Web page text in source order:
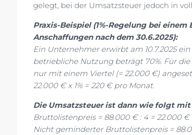
gelegt, bei der Umsatzsteuer jedoch in
Praxis-Beispiel (1%-Regelung bei
Anschaffungen nach dem 30.6.2025):
Ein Unternehmer erwirbt am 10.7.2025
betriebliche Nutzung beträgt 70%. Für
nur mit einem Viertel (= 22.000 €)
22.000 € x 1% = 220 € pro Monat.
Die Umsatzsteuer ist dann wie folgt mit
Bruttolistenpreis = 88.000 € : 4 = 22.000 €
Nicht geminderter Bruttolistenpreis =